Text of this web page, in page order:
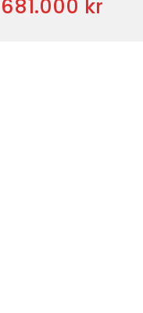
681.000 kr